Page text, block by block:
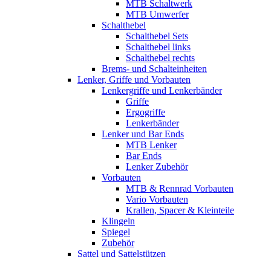
MTB Schaltwerk
MTB Umwerfer
Schalthebel
Schalthebel Sets
Schalthebel links
Schalthebel rechts
Brems- und Schalteinheiten
Lenker, Griffe und Vorbauten
Lenkergriffe und Lenkerbänder
Griffe
Ergogriffe
Lenkerbänder
Lenker und Bar Ends
MTB Lenker
Bar Ends
Lenker Zubehör
Vorbauten
MTB & Rennrad Vorbauten
Vario Vorbauten
Krallen, Spacer & Kleinteile
Klingeln
Spiegel
Zubehör
Sattel und Sattelstützen